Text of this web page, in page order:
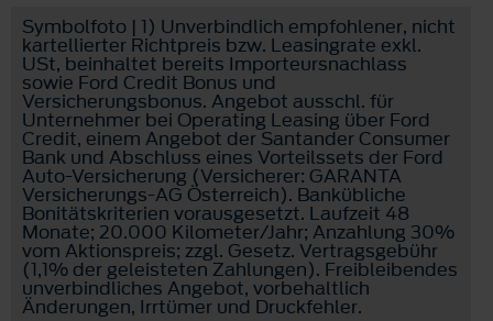
Symbolfoto | 1) Unverbindlich empfohlener, nicht
kartellierter Richtpreis bzw. Leasingrate exkl.
USt, beinhaltet bereits Importeursnachlass
sowie Ford Credit Bonus und
Versicherungsbonus. Angebot ausschl. für
Unternehmer bei Operating Leasing über Ford
Credit, einem Angebot der Santander Consumer
Bank und Abschluss eines Vorteilssets der Ford
Auto-Versicherung (Versicherer: GARANTA
Versicherungs-AG Österreich). Bankübliche
Bonitätskriterien vorausgesetzt. Laufzeit 48
Monate; 20.000 Kilometer/Jahr; Anzahlung 30%
vom Aktionspreis; zzgl. Gesetz. Vertragsgebühr
(1,1% der geleisteten Zahlungen). Freibleibendes
unverbindliches Angebot, vorbehaltlich
Änderungen, Irrtümer und Druckfehler.